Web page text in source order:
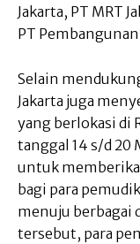
Jakarta, PT MRT
PT Pembangunan
Selain
Jakarta juga
yang berlokasi di
tanggal 14 s/d 20
untuk
bagi para
menuju berbagai
tersebut, para